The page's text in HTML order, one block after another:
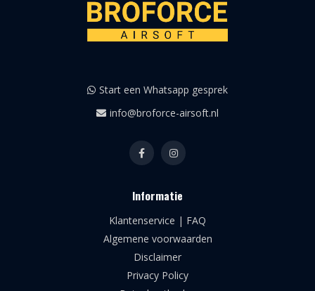
Start een Whatsapp gesprek
info@broforce-airsoft.nl
Informatie
Klantenservice | FAQ
Algemene voorwaarden
Disclaimer
Privacy Policy